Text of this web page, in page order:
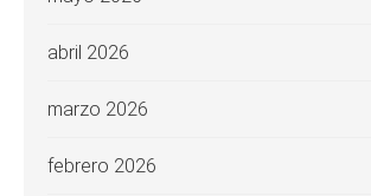
abril 2026
marzo 2026
febrero 2026